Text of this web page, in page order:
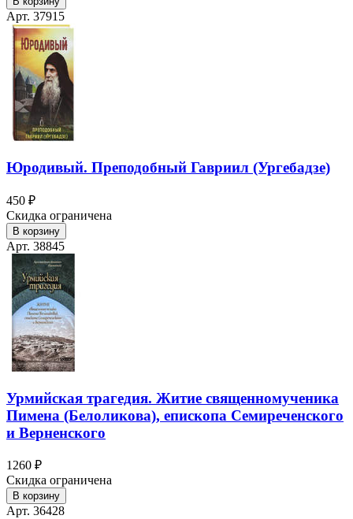
Арт. 37915
Юродивый. Преподобный Гавриил (Ургебадзе)
450 ₽
Скидка ограничена
В корзину
Арт. 38845
Урмийская трагедия. Житие священномученика
Пимена (Белоликова), епископа Семиреченского
и Верненского
1260 ₽
Скидка ограничена
В корзину
Арт. 36428